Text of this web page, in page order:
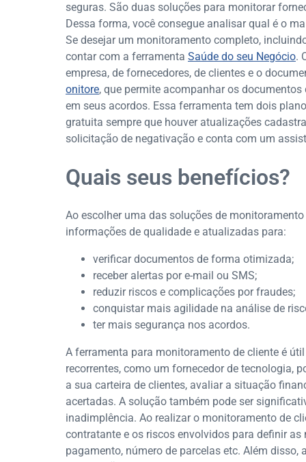
seguras. São duas soluções para monitorar
Dessa forma, você consegue analisar qual é o
Se desejar um monitoramento completo,
contar com a ferramenta Saúde do seu Negócio.
empresa, de fornecedores, de clientes e o
onitore, que permite acompanhar os
em seus acordos. Essa ferramenta tem dois
gratuita sempre que houver atualizações
solicitação de negativação e conta com um
Quais seus benefícios?
Ao escolher uma das soluções de
informações de qualidade e atualizadas para:
verificar documentos de forma otimizada;
receber alertas por e-mail ou SMS;
reduzir riscos e complicações por fraudes;
conquistar mais agilidade na análise de
ter mais segurança nos acordos.
A ferramenta para monitoramento de cliente é
recorrentes, como um fornecedor de tecnologia,
a sua carteira de clientes, avaliar a situação
acertadas. A solução também pode ser
inadimplência. Ao realizar o monitoramento de
contratante e os riscos envolvidos para definir
pagamento, número de parcelas etc. Além